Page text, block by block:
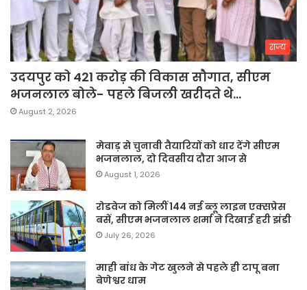
राज्य
उदयपुर को 421 करोड़ की विकास सौगात, सीएम
भजनलाल बोले- पहले बिजली खरीदते थे…
August 2, 2026
मेवाड़ से चुनावी तैयारियों को धार देंगे सीएम
भजनलाल, दो दिवसीय दौरा आज से
August 1, 2026
रोडवेज को मिलीं 144 नई ब्लू लाइन एक्सप्रेस
बसें, सीएम भजनलाल शर्मा ने दिखाई हरी झंडी
July 26, 2026
माही बांध के गेट खुलने से पहले ही टापू बना
बेणेश्वर धाम